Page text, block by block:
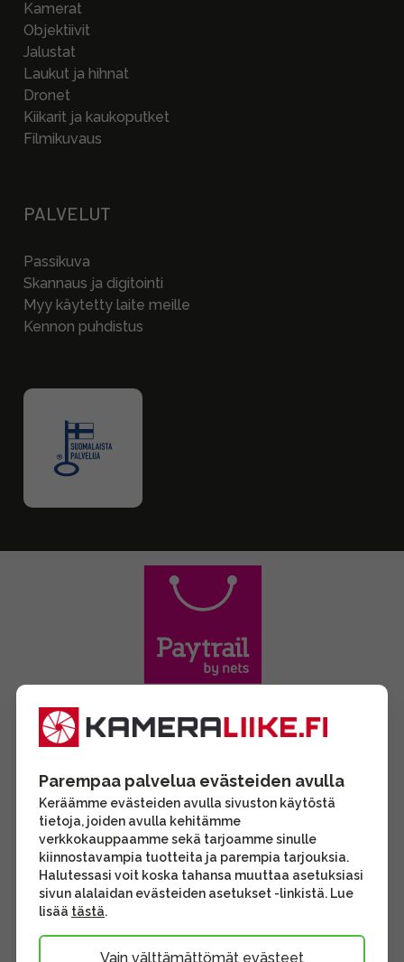
Kamerat
Objektiivit
Jalustat
Laukut ja hihnat
Dronet
Kiikarit ja kaukoputket
Filmikuvaus
PALVELUT
Passikuva
Skannaus ja digitointi
Myy käytetty laite meille
Kennon puhdistus
Parempaa palvelua evästeiden avulla
Keräämme evästeiden avulla sivuston käytöstä
tietoja, joiden avulla kehitämme
verkkokauppaamme sekä tarjoamme sinulle
kiinnostavampia tuotteita ja parempia tarjouksia.
Halutessasi voit koska tahansa muuttaa asetuksiasi
sivun alalaidan evästeiden asetukset -linkistä. Lue
lisää tästä.
Vain välttämättömät evästeet